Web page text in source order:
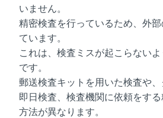
いません。
精密検査を行っているため、外
ています。
これは、検査ミスが起こらない
です。
郵送検査キットを用いた検査や
即日検査、検査機関に依頼をす
方法が異なります。